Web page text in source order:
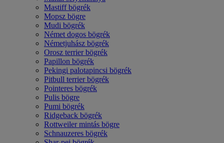
Mastiff bögrék
Mopsz bögre
Mudi bögrék
Német dogos bögrék
Németjuhász bögrék
Orosz terrier bögrék
Papillon bögrék
Pekingi palotapincsi bögrék
Pitbull terrier bögrék
Pointeres bögrék
Pulis bögre
Pumi bögrék
Ridgeback bögrék
Rottweiler mintás bögre
Schnauzeres bögrék